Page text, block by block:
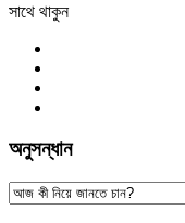
সাথে থাকুন
অনুসন্ধান